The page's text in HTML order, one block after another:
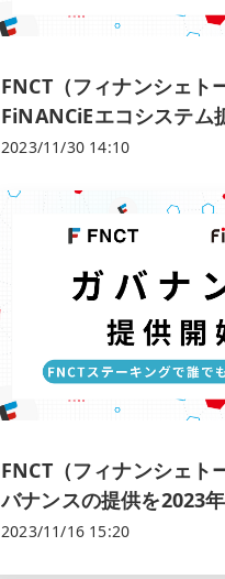
FNCT（フィナンシェト
FiNANCiEエコシステム
ユーティリティ実装を完
2023/11/30 14:10
FNCT（フィナンシェト
バナンスの提供を2023
ら開始
2023/11/16 15:20